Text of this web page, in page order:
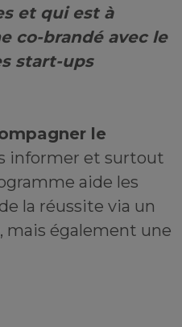
et qui est à
co-brandé avec le
start-ups
le
informer et surtout
aide les
la réussite via un
mais également une